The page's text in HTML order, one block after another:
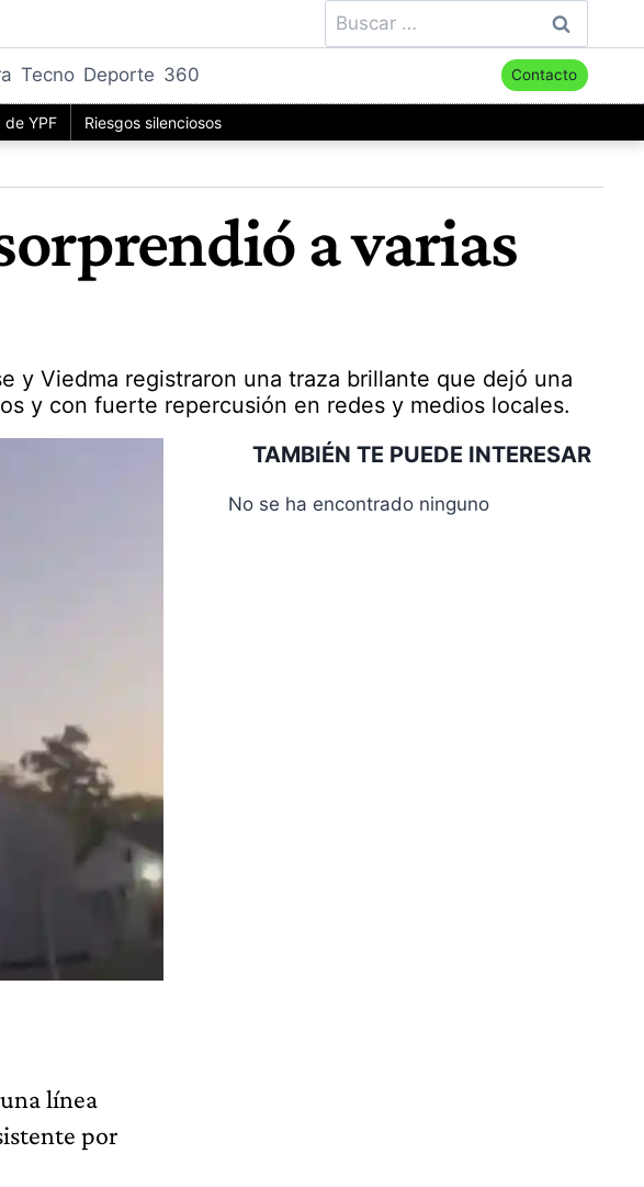
Buscar:
Tecno Deporte 360 Contacto
de YPF Riesgos silenciosos
a varias
y Viedma registraron una traza brillante que dejó una
y con fuerte repercusión en redes y medios locales.
línea
por
TAMBIÉN TE PUEDE INTERESAR
No se ha encontrado ninguno